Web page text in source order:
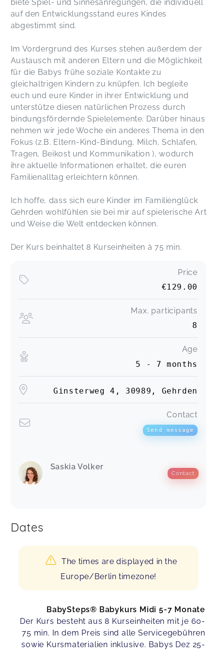
Saskia teilgenommen und blicke mit ganz viel
Freude darauf zurück. Jede Kursstunde war
liebevoll gestaltet und man hat sofort gemerkt,
wie viel Herzblut und Engagement Saskia in ihre
Arbeit steckt. Sie hatte immer wieder neue Ideen
und tollen Input, sodass jede Stunde
abwechslungsreich und spannend war.
Gleichzeitig ist sie auf Fragen der Eltern immer
sehr kompetent, geduldig und verständlich
eingegangen. Besonders schön war zu sehen,
wie viel Spaß die Kinder hatten und wie
entspannt und herzlich die Atmosphäre im Kurs
war. Ich habe mich jedes Mal sehr wohlgefühlt
und konnte viele schöne Anregungen für den
Babykurs, den ich von Herzen weiterempfehlen
kann.
Antonia,Jun 27
Stefanie,Apr 23
Jacqueline,Apr 23
Saskia bereitet die Kurse immer liebevoll vor und
die Kleinen (&Großen) haben eine super Zeit!
Lisa,Feb 27
Laura,
den Nächsten
Sep 27
Ein toller Kurs! Sehr liebevoll und
abwechslungsreich gestaltet.
Miriam, Aug 14
biete Spiel- und Sinnesanregungen, die individuell
auf den Entwicklungsstand eures Kindes
abgestimmt sind.
Im Vordergrund des Kurses stehen außerdem der
Austausch mit anderen Eltern und die Möglichkeit
für die Babys frühe soziale Kontakte zu
gleichaltrigen Kindern zu knüpfen. Ich begleite
euch und eure Kinder in ihrer Entwicklung und
unterstütze diesen natürlichen Prozess durch
bindungsfördernde Spielelemente. Darüber hinaus
nehmen wir jede Woche ein anderes Thema in den
Fokus (z.B. Eltern-Kind-Bindung, Milch, Schlafen,
Tragen, Beikost und Kommunikation ), wodurch
ihre aktuelle Informationen erhaltet, die euren
Familienalltag erleichtern können.
Ich hoffe, dass sich eure Kinder im Familienglück
Gehrden wohlfühlen sie bei mir auf spielerische Art
und Weise die Welt entdecken können.
Der Kurs beinhaltet 8 Kurseinheiten à 75 min.
Price
€129.00
Max. participants
8
Age
5 - 7 months
Ginsterweg 4, 30989, Gehrden
Contact
Send message
Saskia Volker
Contact
Dates
The times are displayed in the
Europe/Berlin timezone!
BabySteps® Babykurs Midi 5-7 Monate
Der Kurs besteht aus 8 Kurseinheiten mit je 60-
75 min. In dem Preis sind alle Servicegebühren
sowie Kursmaterialien inklusive. Babys Dez 25-